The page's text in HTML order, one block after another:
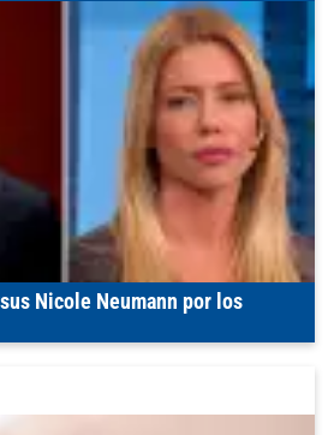
Nicole Neumann por los